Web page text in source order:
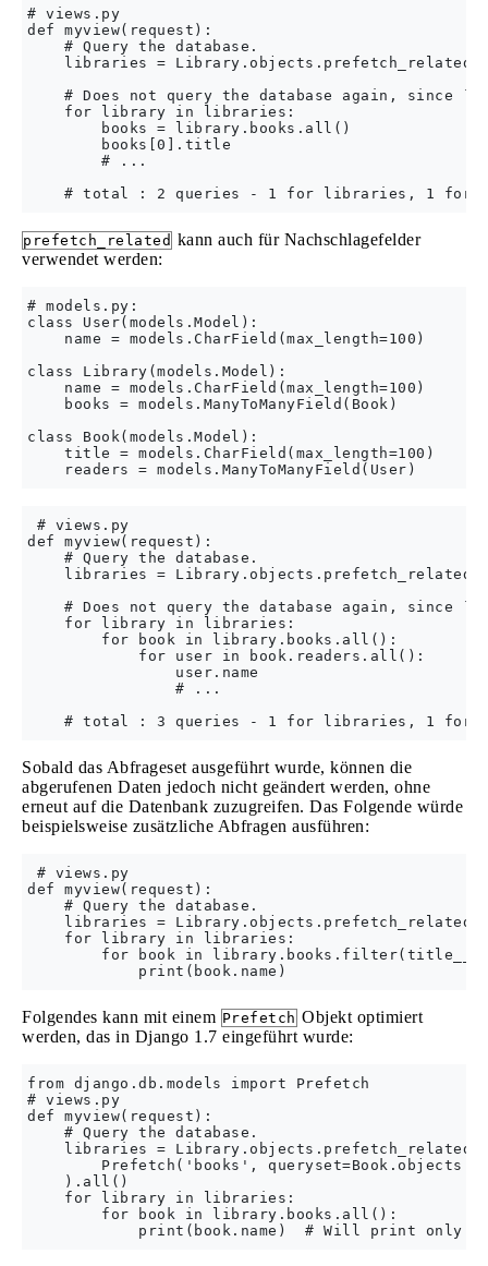
# views.py
def myview(request):
    # Query the database.
libraries =
# Does not query the database again, since
    for library in libraries:
        books = library.books.all()
        books[0].title
        # ...
prefetch_related kann auch für Nachschlagefelder
verwendet werden:
# models.py:
class User(models.Model):
    name = models.CharField(max_length=100)
class Library(models.Model):
    name = models.CharField(max_length=100)
    books = models.ManyToManyField(Book)
class Book(models.Model):
    title = models.CharField(max_length=100)
# views.py
def myview(request):
    # Query the database.
libraries =
# Does not query the database again, since
    for library in libraries:
        for book in library.books.all():
            for user in book.readers.all():
                user.name
                # ...
Sobald das Abfrageset ausgeführt wurde, können die
abgerufenen Daten jedoch nicht geändert werden, ohne
erneut auf die Datenbank zuzugreifen. Das Folgende würde
beispielsweise zusätzliche Abfragen ausführen:
# views.py
def myview(request):
    # Query the database.
libraries =
    for library in libraries:
for book in
Folgendes kann mit einem Prefetch Objekt optimiert
werden, das in Django 1.7 eingeführt wurde:
from django.db.models import Prefetch
# views.py
def myview(request):
    # Query the database.
    libraries = Library.objects.prefetch_related(
Prefetch('books',
    ).all()
    for library in libraries:
        for book in library.books.all():